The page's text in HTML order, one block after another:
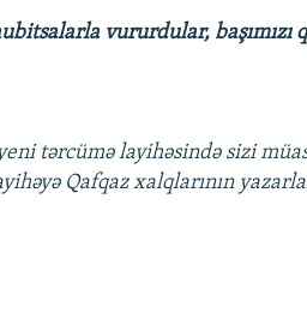
vururdular, başımızı
tərcümə layihəsində sizi
Qafqaz xalqlarının